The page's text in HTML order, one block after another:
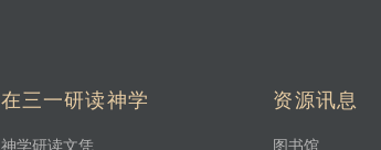
在三一研读神学
神学研读文凭
资源讯息
图书馆